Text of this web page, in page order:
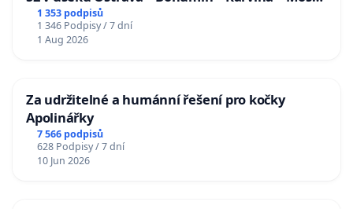
u Jablunkova
1 353 podpisů
1 346 Podpisy / 7 dní
1 Aug 2026
Za udržitelné a humánní řešení pro kočky
Apolinářky
7 566 podpisů
628 Podpisy / 7 dní
10 Jun 2026